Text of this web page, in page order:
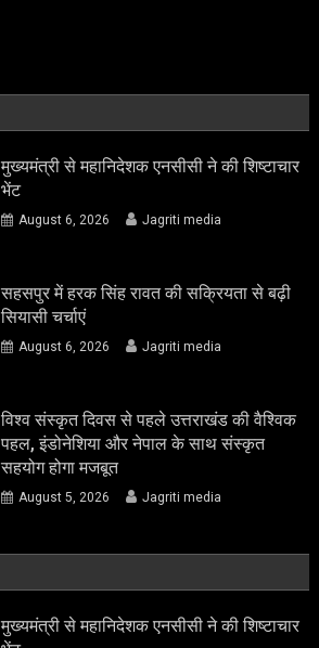
मुख्यमंत्री से महानिदेशक एनसीसी ने की शिष्टाचार
भेंट
August 6, 2026 Jagriti media
सहसपुर में हरक सिंह रावत की सक्रियता से बढ़ी
सियासी चर्चाएं
August 6, 2026 Jagriti media
विश्व संस्कृत दिवस से पहले उत्तराखंड की वैश्विक
पहल, इंडोनेशिया और नेपाल के साथ संस्कृत
सहयोग होगा मजबूत
August 5, 2026 Jagriti media
मुख्यमंत्री से महानिदेशक एनसीसी ने की शिष्टाचार